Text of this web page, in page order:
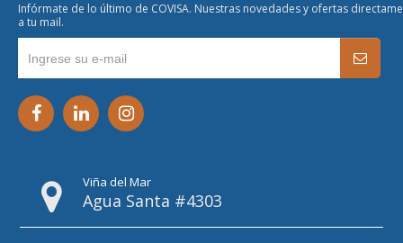
Infórmate de lo último de COVISA. Nuestras novedades y ofertas
a tu mail.
Viña del Mar
Agua Santa #4303